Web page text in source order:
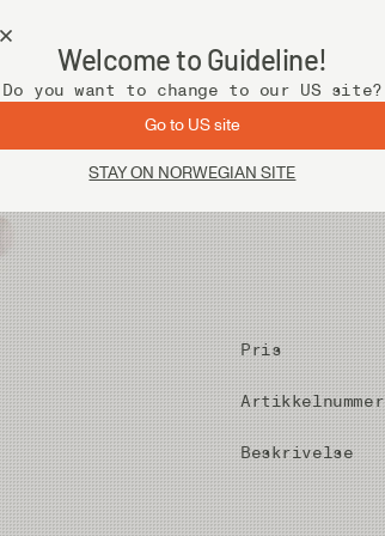
Welcome to Guideline!
Do you want to change to our US site?
Go to US site
STAY ON NORWEGIAN SITE
Pris
Artikkelnummer
Beskrivelse